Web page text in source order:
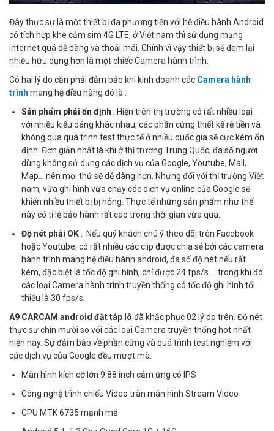
Đây thực sự là một thiết bị đa phương tiện với hệ điều hành Android
có tích hợp khe cắm sim 4G LTE, ở Việt nam thì sử dụng mạng
internet quá dễ dàng và thoải mái. Chính vì vậy thiết bị sẽ đem lại
nhiều hữu dụng hơn là một chiếc Camera hành trình.
Có hai lý do cần phải đảm bảo khi kinh doanh các Camera hành
trình mang hệ điều hàng đó là :
Sản phẩm phải ổn định : Hiện trên thị trường có rất nhiều loại
với nhiều kiểu dáng khác nhau, các phần cứng thiết kế rẻ tiền và
không qua quá trình test thực tế ở nhiều quốc gia sẽ cực kém ổn
định. Đơn giản nhất là khi ở thị trường Trung Quốc, đa số người
dùng không sử dụng các dịch vụ của Google, Youtube, Mail,
Map... nên mọi thứ sẽ dễ dàng hơn. Nhưng đối với thị trường Việt
nam, vừa ghi hình vừa chạy các dịch vụ online của Google sẽ
khiến nhiều thiết bị bị hỏng. Thực tế những sản phẩm như thế
này có tỉ lệ bảo hành rất cao trong thời gian vừa qua.
Độ nét phải OK : Nếu quý khách chú ý theo dõi trên Facebook
hoặc Youtube, có rất nhiều các clip được chia sẻ bởi các camera
hành trình mang hệ điều hành android, đa số độ nét nếu rất
kém, đặc biệt là tốc độ ghi hình, chỉ được 24 fps/s ... trong khi đó
các loại Camera hành trình truyền thống có tốc độ ghi hình tối
thiểu là 30 fps/s.
A9 CARCAM android đặt táp lô đã khắc phục 02 lý do trên. Độ nét
thực sự chín mười so với các loại Camera truyền thống hot nhất
hiện nay. Sự đảm bảo về phần cứng và quá trình test nghiệm với
các dịch vụ của Google đều mượt mà.
Màn hình kích cỡ lớn 9.88 inch cảm ứng có IPS
Công nghệ trình chiếu Video tràn màn hình Stream Video
CPU MTK 6735 mạnh mẽ